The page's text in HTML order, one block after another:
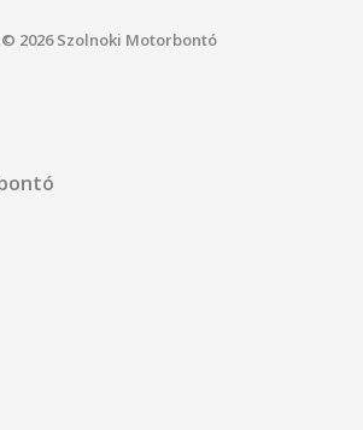
2026 Szolnoki Motorbontó